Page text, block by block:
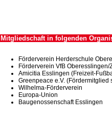
Mitgliedschaft in folgenden
Förderverein Herderschule
Förderverein VfB Oberesslingen/
Amicitia Esslingen (Freizeit-
Greenpeace e.V. (Fördermitglied
Wilhelma-Förderverein
Europa-Union
Baugenossenschaft Esslingen